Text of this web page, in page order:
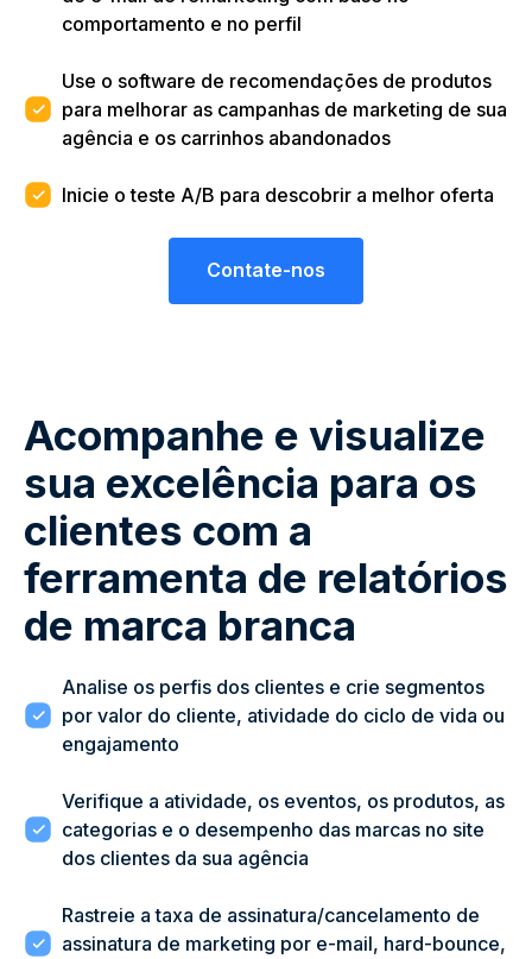
comportamento e no perfil
Use o software de recomendações de produtos
para melhorar as campanhas de marketing de sua
agência e os carrinhos abandonados
Inicie o teste A/B para descobrir a melhor oferta
Contate-nos
Acompanhe e visualize
sua excelência para os
clientes com a
ferramenta de relatórios
de marca branca
Analise os perfis dos clientes e crie segmentos
por valor do cliente, atividade do ciclo de vida ou
engajamento
Verifique a atividade, os eventos, os produtos, as
categorias e o desempenho das marcas no site
dos clientes da sua agência
Rastreie a taxa de assinatura/cancelamento de
assinatura de marketing por e-mail, hard-bounce,